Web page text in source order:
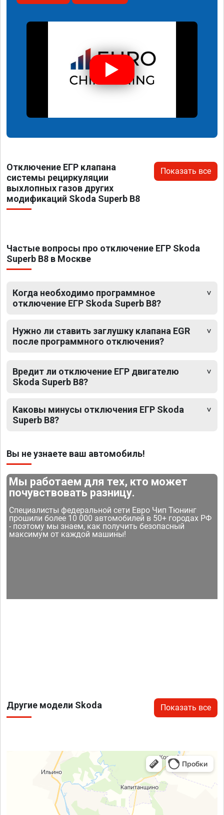
Отключение ЕГР клапана
системы рециркуляции
выхлопных газов других
модификаций Skoda Superb B8
Показать все
Частые вопросы про отключение ЕГР Skoda
Superb B8 в Москве
Когда необходимо программное
отключение ЕГР Skoda Superb B8?
Нужно ли ставить заглушку клапана EGR
после программного отключения?
Вредит ли отключение ЕГР двигателю
Skoda Superb B8?
Каковы минусы отключения ЕГР Skoda
Superb B8?
Вы не узнаете ваш автомобиль!
Мы работаем для тех, кто может
почувствовать разницу.
Специалисты федеральной сети Евро Чип Тюнинг
прошили более 10 000 автомобилей в 50+ городах РФ
- поэтому мы знаем, как получить безопасный
максимум от каждой машины!
Другие модели Skoda Показать все